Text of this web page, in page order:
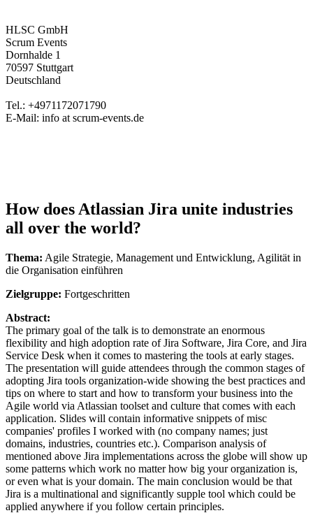
HLSC GmbH
Scrum Events
Dornhalde 1
70597 Stuttgart
Deutschland
Tel.: +4971172071790
E-Mail: info at scrum-events.de
How does Atlassian Jira unite industries
all over the world?
Thema: Agile Strategie, Management und Entwicklung, Agilität in
die Organisation einführen
Zielgruppe: Fortgeschritten
Abstract:
The primary goal of the talk is to demonstrate an enormous
flexibility and high adoption rate of Jira Software, Jira Core, and Jira
Service Desk when it comes to mastering the tools at early stages.
The presentation will guide attendees through the common stages of
adopting Jira tools organization-wide showing the best practices and
tips on where to start and how to transform your business into the
Agile world via Atlassian toolset and culture that comes with each
application. Slides will contain informative snippets of misc
companies' profiles I worked with (no company names; just
domains, industries, countries etc.). Comparison analysis of
mentioned above Jira implementations across the globe will show up
some patterns which work no matter how big your organization is,
or even what is your domain. The main conclusion would be that
Jira is a multinational and significantly supple tool which could be
applied anywhere if you follow certain principles.